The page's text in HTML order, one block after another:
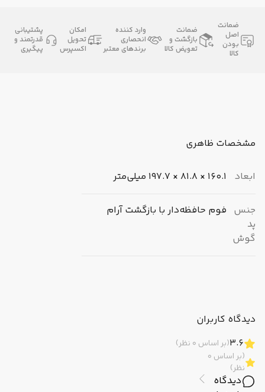
ضمانت
اصل
بودن
کالا
ضمانت
بازگشت و
تعویض کالا
وارد کننده
انحصاری
برندهای معتبر
امکان
تحویل
اکسپرس
پشتیبانی
قدرتمند و
پیگیری
مشخصات ظاهری
ابعاد 160.1 × 81.8 × 197.7 میلی‌متر
جنس
پد
گوش
فوم حافظه‌دار با بازگشت آرام
نوع
جک 3.5 میلی‌متری
مناسبآقایان ، بانوان ، فعالیت ورزشی ،
دیدگاه کاربران
3.6(بر اساس 0 نظر)
(بر اساس 0
نظر)
دیدگاه